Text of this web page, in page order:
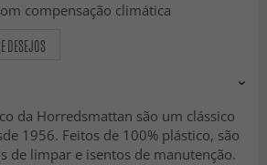
compensação climática
DESEJOS
da Horredsmattan são um clássico
1956. Feitos de 100% plástico, são
de limpar e isentos de manutenção.